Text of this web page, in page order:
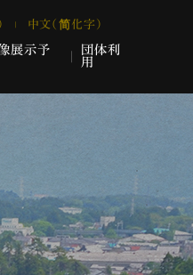
中文（简化字）
展示予 団体利
用